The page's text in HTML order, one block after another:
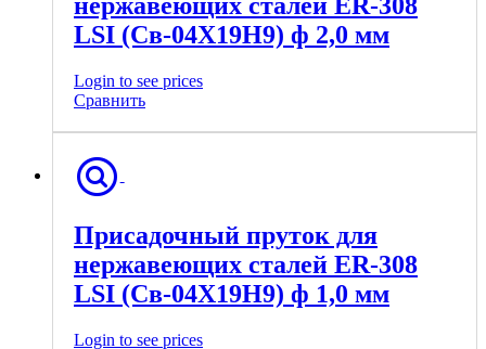
LSI (Св-04Х19Н9) ф 2,0 мм
Login to see prices
Сравнить
Присадочный пруток для
нержавеющих сталей ER-308
LSI (Св-04Х19Н9) ф 1,0 мм
Login to see prices